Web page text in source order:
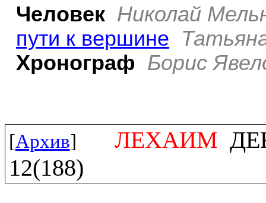
Человек Николай
пути к вершине
Хронограф Борис
[Архив] ЛЕХАИМ
12(188)